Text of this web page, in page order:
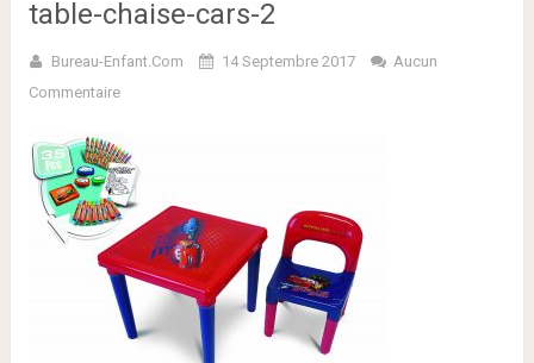
table-chaise-cars-2
Bureau-Enfant.com 14 Septembre 2017
Aucun
Commentaire